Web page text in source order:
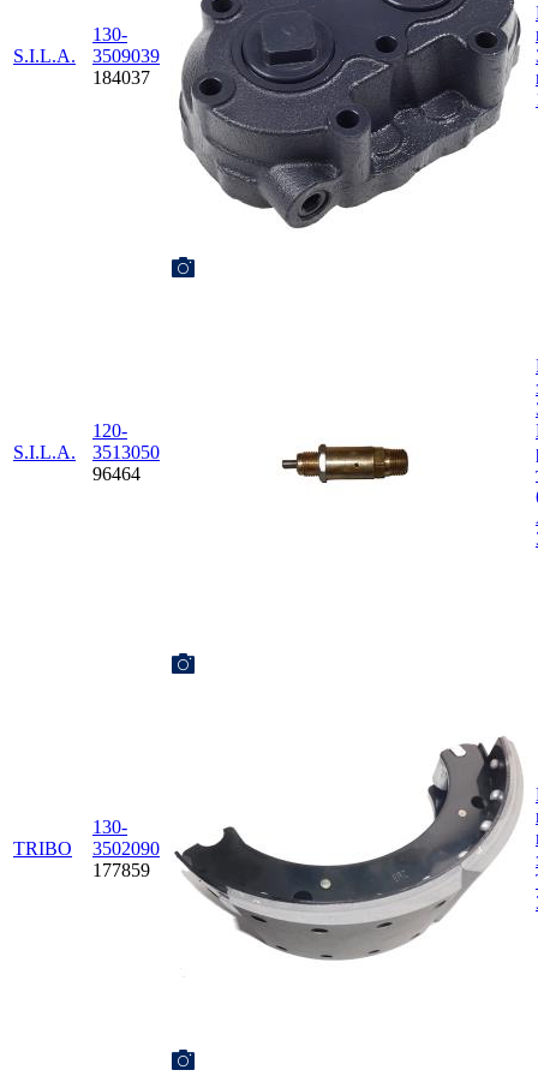
S.I.L.A.
130-
3509039
184037
S.I.L.A.
120-
3513050
96464
TRIBO
130-
3502090
177859